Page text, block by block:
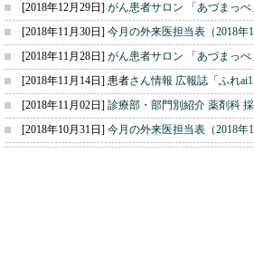
[2018年12月29日] がん患者サロン 「あづまっぺ
[2018年11月30日] 今月の外来医担当表（2018年
[2018年11月28日] がん患者サロン 「あづまっぺ
[2018年11月14日] 患者さん情報 広報誌「ふれ
[2018年11月02日] 診療部・部門別紹介 薬剤科
[2018年10月31日] 今月の外来医担当表（2018年